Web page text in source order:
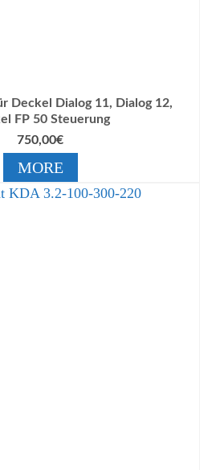
Deckel Dialog 11, Dialog 12,
FP 50 Steuerung
750,00€
MORE